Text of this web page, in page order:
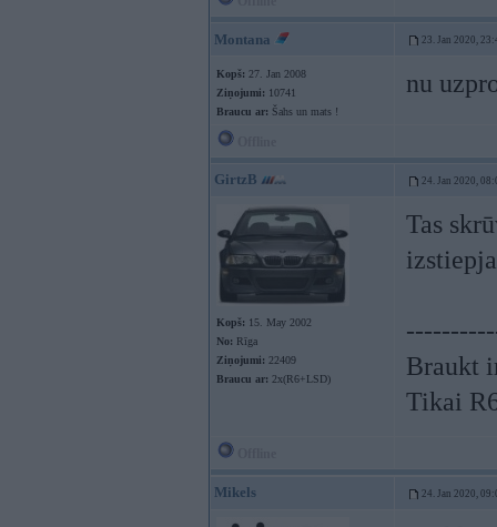
Montana 23. Jan 2020,
Kopš: 27. Jan 2008
Ziņojumi: 10741
Braucu ar: Šahs un mats !
nu
GirtzB 24. Jan 2020,
Kopš: 15. May 2002
No: Rīga
Ziņojumi: 22409
Braucu ar: 2x(R6+LSD)
Tas
Braukt
Tikai
Mikels 24. Jan 2020,